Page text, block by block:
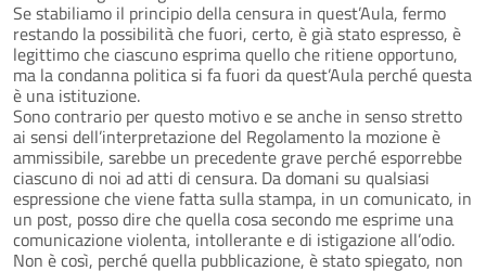
Se stabiliamo il principio della censura in quest’Aula, fermo
restando la possibilità che fuori, certo, è già stato espresso, è
legittimo che ciascuno esprima quello che ritiene opportuno,
ma la condanna politica si fa fuori da quest’Aula perché questa
è una istituzione.
Sono contrario per questo motivo e se anche in senso stretto
ai sensi dell’interpretazione del Regolamento la mozione è
ammissibile, sarebbe un precedente grave perché esporrebbe
ciascuno di noi ad atti di censura. Da domani su qualsiasi
espressione che viene fatta sulla stampa, in un comunicato, in
un post, posso dire che quella cosa secondo me esprime una
comunicazione violenta, intollerante e di istigazione all’odio.
Non è così, perché quella pubblicazione, è stato spiegato, non